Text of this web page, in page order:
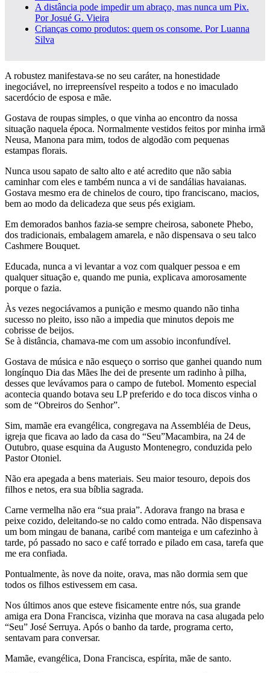
A distância pode impedir um abraço, mas nunca um Pix.
Por Josué G. Vieira
Crianças como produtos: quem os consome. Por Luanna
Silva
A robustez manifestava-se no seu caráter, na honestidade
inegociável, no irrepreensível respeito a todos e no imaculado
sacerdócio de esposa e mãe.
Gostava de roupas simples, o que vinha ao encontro da nossa
situação naquela época. Normalmente vestidos feitos por minha irmã
Neusa, Manona para mim, todos de algodão com pequenas
estampas florais.
Nunca usou sapato de salto alto e até acredito que não sabia
caminhar com eles e também nunca a vi de sandálias havaianas.
Gostava mesmo era de chinelos de couro, tipo franciscano, macios,
bem ao modo da delicadeza que seus pés exigiam.
Em demorados banhos fazia-se sempre cheirosa, sabonete Phebo,
dos tradicionais, embalagem amarela, e não dispensava o seu talco
Cashmere Bouquet.
Educada, nunca a vi levantar a voz com qualquer pessoa e em
qualquer situação e, quando me punia, explicava amorosamente
porque o fazia.
Às vezes negociávamos a punição e mesmo quando não tinha
sucesso no pleito, isso não a impedia que minutos depois me
cobrisse de beijos.
Se à distância, chamava-me com um assobio inconfundível.
Gostava de música e não esqueço o sorriso que ganhei quando num
longínquo Dia das Mães lhe dei de presente um radinho à pilha,
desses que levávamos para o campo de futebol. Momento especial
acontecia quando botava seu LP preferido e do toca discos vinha o
som de “Obreiros do Senhor”.
Sim, mamãe era evangélica, congregava na Assembléia de Deus,
igreja que ficava ao lado da casa do “Seu”Macambira, na 24 de
Outubro, quase esquina da Augusto Montenegro, conduzida pelo
Pastor Otoniel.
Não era apegada a bens materiais. Seu maior tesouro, depois dos
filhos e netos, era sua bíblia sagrada.
Carne vermelha não era “sua praia”. Adorava frango na brasa e
peixe cozido, deleitando-se no caldo como entrada. Não dispensava
um bom mingau de banana, caribé com manteiga e um cafezinho à
tarde, pó passado no saco e café torrado e pilado em casa, tarefa que
me era confiada.
Pontualmente, às nove da noite, orava, mas não dormia sem que
todos os filhos estivessem em casa.
Nos últimos anos que esteve fisicamente entre nós, sua grande
amiga era Dona Francisca, vizinha que morava na casa alugada pelo
“Seu” José Serruya. Após o banho da tarde, programa certo,
sentavam para conversar.
Mamãe, evangélica, Dona Francisca, espírita, mãe de santo.